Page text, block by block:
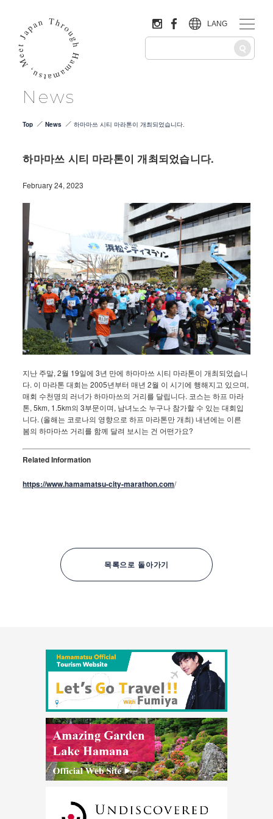
LANG
News
Top News 하마마쓰 시티 마라톤이 개최되었습니다.
하마마쓰 시티 마라톤이 개최되었습니다.
February 24, 2023
지난 주말, 2월 19일에 3년 만에 하마마쓰 시티 마라톤이 개최되었습니
다. 이 마라톤 대회는 2005년부터 매년 2월 이 시기에 행해지고 있으며,
매회 수천명의 러너가 하마마쓰의 거리를 달립니다. 코스는 하프 마라
톤, 5km, 1.5km의 3부문이며, 남녀노소 누구나 참가할 수 있는 대회입
니다. (올해는 코로나의 영향으로 하프 마라톤만 개최) 내년에는 이른
봄의 하마마쓰 거리를 함께 달려 보시는 건 어떤가요?
Related Information
https://www.hamamatsu-city-marathon.com/
목록으로 돌아가기